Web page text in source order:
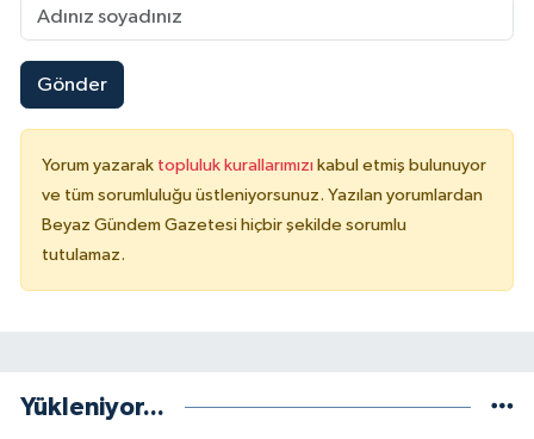
Gönder
Yorum yazarak topluluk kurallarımızı kabul etmiş bulunuyor
ve tüm sorumluluğu üstleniyorsunuz. Yazılan yorumlardan
Beyaz Gündem Gazetesi hiçbir şekilde sorumlu
tutulamaz.
Yükleniyor...